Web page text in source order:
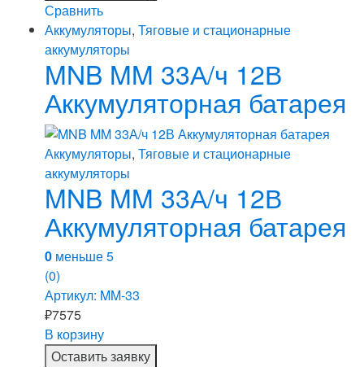
Сравнить
Аккумуляторы, Тяговые и стационарные
аккумуляторы
MNB MM 33А/ч 12В
Аккумуляторная батарея
Аккумуляторы, Тяговые и стационарные
аккумуляторы
MNB MM 33А/ч 12В
Аккумуляторная батарея
0 меньше 5
(0)
Артикул: MM-33
₽7575
В корзину
Оставить заявку